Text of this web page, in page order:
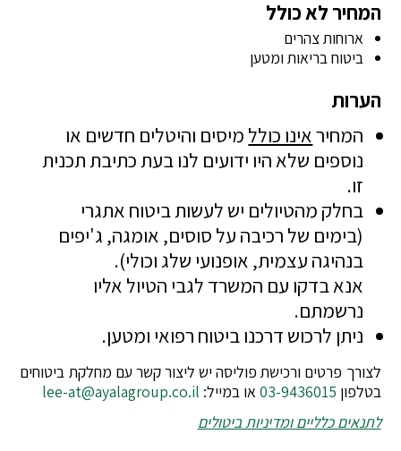
המחיר לא כולל
ארוחות צהרים
ביטוח בריאות ומטען
הערות
המחיר אינו כולל מיסים והיטלים חדשים או
נוספים שלא היו ידועים לנו בעת כתיבת תכנית
זו.
בחלק מהטיולים יש לעשות ביטוח אתגרי
(בימים של רכיבה על סוסים, אומגה, ג'יפים
בנהיגה עצמית, אופנועי שלג וכולי).
אנא בדקו עם המשרד לגבי הטיול אליו
נרשמתם.
ניתן לרכוש דרכנו ביטוח רפואי ומטען.
לצורך פרטים ורכישת פוליסה יש ליצור קשר עם מחלקת ביטוחים
בטלפון 03-9436015 או במייל: lee-at@ayalagroup.co.il
לתנאים כלליים ומדיניות ביטולים